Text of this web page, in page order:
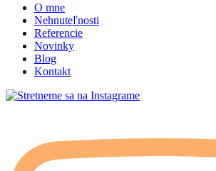
O mne
Nehnuteľnosti
Referencie
Novinky
Blog
Kontakt